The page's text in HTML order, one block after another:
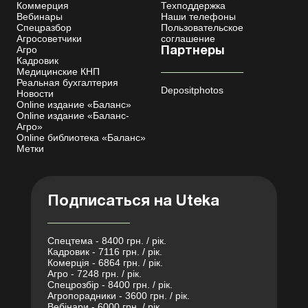
Коммерция
Вебинары
Спецразбор
Агросоветчики
Агро
Кадровик
Медицинские КНП
Реальная бухгалтерия
Новости
Online издание «Баланс»
Online издание «Баланс-
Агро»
Online библиотека «Баланс»
Метки
Техподдержка
Наши телефоны
Пользовательское
соглашение
Партнеры
Depositphotos
Подписаться на Uteka
Спецтема - 8400 грн. / рік.
Кадровик - 7116 грн. / рік.
Комерція - 6864 грн. / рік.
Агро - 7248 грн. / рік.
Спецрозбір - 8400 грн. / рік.
Агропорадники - 3600 грн. / рік.